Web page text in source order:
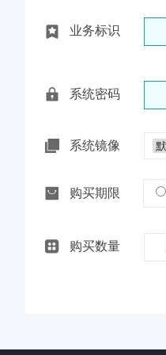
业务标识
系统密码
系统镜像
购买期限
购买数量